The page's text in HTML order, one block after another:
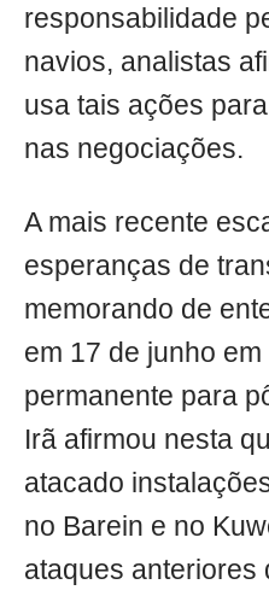
responsabilidade
navios, analistas
usa tais ações
nas negociações.
A mais recente
esperanças de
memorando de
em 17 de junho
permanente para
Irã afirmou nesta
atacado
no Barein e no
ataques anteriores